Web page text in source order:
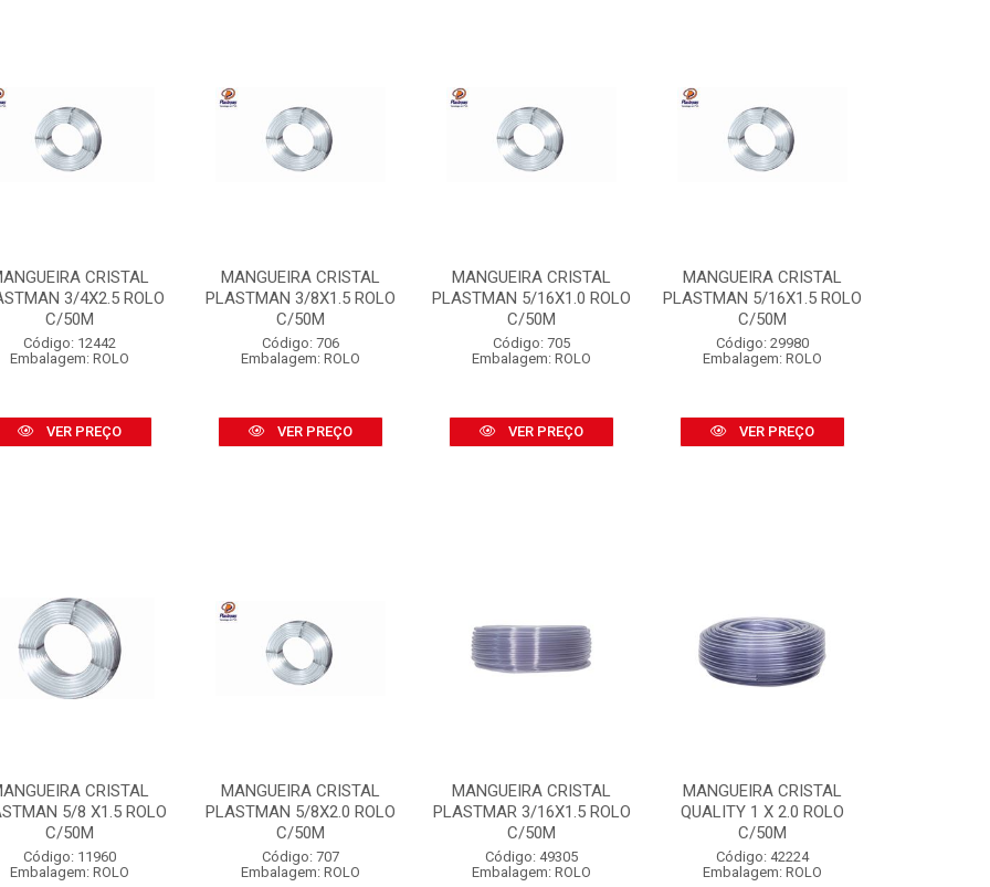
CRISTAL
3/4X2.5 ROLO
C/50M
Código: 12442
Embalagem: ROLO
VER PREÇO
MANGUEIRA CRISTAL
PLASTMAN 3/8X1.5 ROLO
C/50M
Código: 706
Embalagem: ROLO
VER PREÇO
MANGUEIRA CRISTAL
PLASTMAN 5/16X1.0 ROLO
C/50M
Código: 705
Embalagem: ROLO
VER PREÇO
MANGUEIRA CRISTAL
PLASTMAN 5/16X1.5 ROLO
C/50M
Código: 29980
Embalagem: ROLO
VER PREÇO
CRISTAL
5/8 X1.5 ROLO
C/50M
Código: 11960
Embalagem: ROLO
MANGUEIRA CRISTAL
PLASTMAN 5/8X2.0 ROLO
C/50M
Código: 707
Embalagem: ROLO
MANGUEIRA CRISTAL
PLASTMAR 3/16X1.5 ROLO
C/50M
Código: 49305
Embalagem: ROLO
MANGUEIRA CRISTAL
QUALITY 1 X 2.0 ROLO
C/50M
Código: 42224
Embalagem: ROLO